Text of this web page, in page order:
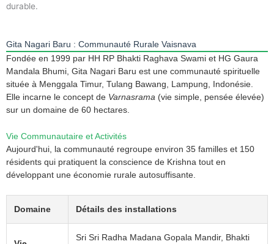
durable.
Gita Nagari Baru : Communauté Rurale Vaisnava
Fondée en 1999 par HH RP Bhakti Raghava Swami et HG Gaura
Mandala Bhumi, Gita Nagari Baru est une communauté spirituelle
située à Menggala Timur, Tulang Bawang, Lampung, Indonésie.
Elle incarne le concept de Varnasrama (vie simple, pensée élevée)
sur un domaine de 60 hectares.
Vie Communautaire et Activités
Aujourd'hui, la communauté regroupe environ 35 familles et 150
résidents qui pratiquent la conscience de Krishna tout en
développant une économie rurale autosuffisante.
Domaine Détails des installations
Sri Sri Radha Madana Gopala Mandir, Bhakti